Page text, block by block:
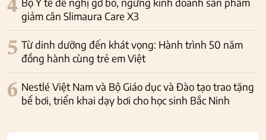
4 giảm cân Slimaura Care X3
5 Từ dinh dưỡng đến khát vọng: Hành trình 50 năm
đồng hành cùng trẻ em Việt
6 Nestlé Việt Nam và Bộ Giáo dục và Đào tạo trao tặng
bể bơi, triển khai dạy bơi cho học sinh Bắc Ninh